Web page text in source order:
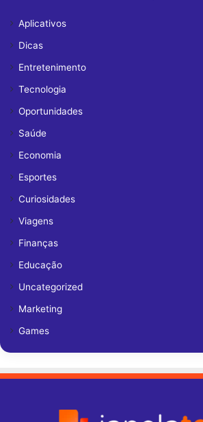
Aplicativos
Dicas
Entretenimento
Tecnologia
Oportunidades
Saúde
Economia
Esportes
Curiosidades
Viagens
Finanças
Educação
Uncategorized
Marketing
Games